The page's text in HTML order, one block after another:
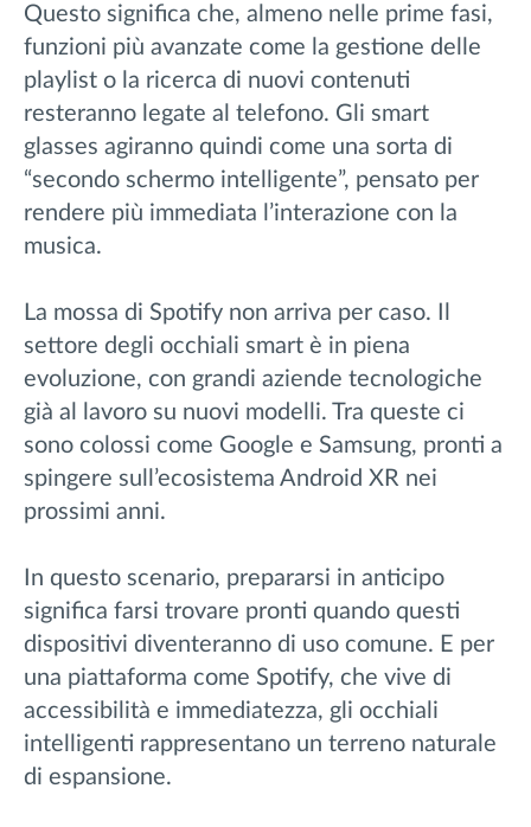
Questo significa che, almeno nelle prime fasi,
funzioni più avanzate come la gestione delle
playlist o la ricerca di nuovi contenuti
resteranno legate al telefono. Gli smart
glasses agiranno quindi come una sorta di
“secondo schermo intelligente”, pensato per
rendere più immediata l’interazione con la
musica.
La mossa di Spotify non arriva per caso. Il
settore degli occhiali smart è in piena
evoluzione, con grandi aziende tecnologiche
già al lavoro su nuovi modelli. Tra queste ci
sono colossi come Google e Samsung, pronti a
spingere sull’ecosistema Android XR nei
prossimi anni.
In questo scenario, prepararsi in anticipo
significa farsi trovare pronti quando questi
dispositivi diventeranno di uso comune. E per
una piattaforma come Spotify, che vive di
accessibilità e immediatezza, gli occhiali
intelligenti rappresentano un terreno naturale
di espansione.